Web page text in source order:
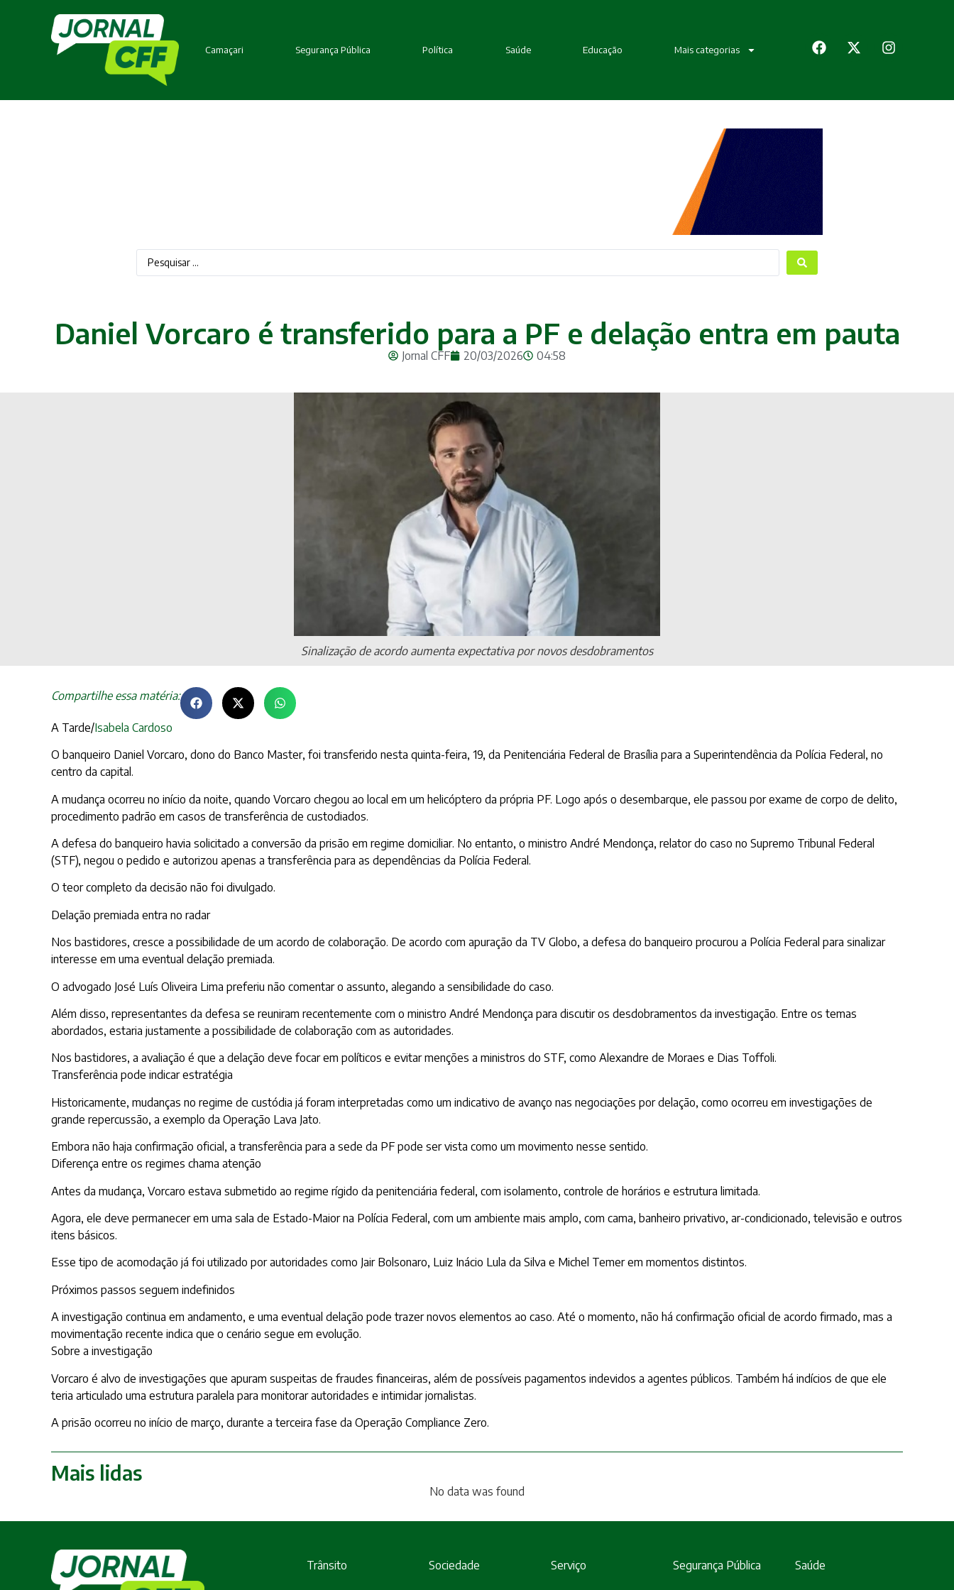
Camaçari Segurança Pública Política Saúde Educação Mais categorias
Daniel Vorcaro é transferido para a PF e delação entra em pauta
Jornal CFF 20/03/2026 04:58
Sinalização de acordo aumenta expectativa por novos desdobramentos
Compartilhe essa matéria:
A Tarde/Isabela Cardoso
O banqueiro Daniel Vorcaro, dono do Banco Master, foi transferido nesta quinta-feira, 19, da Penitenciária Federal de Brasília para a Superintendência da Polícia Federal, no
centro da capital.
A mudança ocorreu no início da noite, quando Vorcaro chegou ao local em um helicóptero da própria PF. Logo após o desembarque, ele passou por exame de corpo de delito,
procedimento padrão em casos de transferência de custodiados.
A defesa do banqueiro havia solicitado a conversão da prisão em regime domiciliar. No entanto, o ministro André Mendonça, relator do caso no Supremo Tribunal Federal
(STF), negou o pedido e autorizou apenas a transferência para as dependências da Polícia Federal.
O teor completo da decisão não foi divulgado.
Delação premiada entra no radar
Nos bastidores, cresce a possibilidade de um acordo de colaboração. De acordo com apuração da TV Globo, a defesa do banqueiro procurou a Polícia Federal para sinalizar
interesse em uma eventual delação premiada.
O advogado José Luís Oliveira Lima preferiu não comentar o assunto, alegando a sensibilidade do caso.
Além disso, representantes da defesa se reuniram recentemente com o ministro André Mendonça para discutir os desdobramentos da investigação. Entre os temas
abordados, estaria justamente a possibilidade de colaboração com as autoridades.
Nos bastidores, a avaliação é que a delação deve focar em políticos e evitar menções a ministros do STF, como Alexandre de Moraes e Dias Toffoli.
Transferência pode indicar estratégia
Historicamente, mudanças no regime de custódia já foram interpretadas como um indicativo de avanço nas negociações por delação, como ocorreu em investigações de
grande repercussão, a exemplo da Operação Lava Jato.
Embora não haja confirmação oficial, a transferência para a sede da PF pode ser vista como um movimento nesse sentido.
Diferença entre os regimes chama atenção
Antes da mudança, Vorcaro estava submetido ao regime rígido da penitenciária federal, com isolamento, controle de horários e estrutura limitada.
Agora, ele deve permanecer em uma sala de Estado-Maior na Polícia Federal, com um ambiente mais amplo, com cama, banheiro privativo, ar-condicionado, televisão e outros
itens básicos.
Esse tipo de acomodação já foi utilizado por autoridades como Jair Bolsonaro, Luiz Inácio Lula da Silva e Michel Temer em momentos distintos.
Próximos passos seguem indefinidos
A investigação continua em andamento, e uma eventual delação pode trazer novos elementos ao caso. Até o momento, não há confirmação oficial de acordo firmado, mas a
movimentação recente indica que o cenário segue em evolução.
Sobre a investigação
Vorcaro é alvo de investigações que apuram suspeitas de fraudes financeiras, além de possíveis pagamentos indevidos a agentes públicos. Também há indícios de que ele
teria articulado uma estrutura paralela para monitorar autoridades e intimidar jornalistas.
A prisão ocorreu no início de março, durante a terceira fase da Operação Compliance Zero.
Mais lidas
No data was found
Trânsito Sociedade Serviço Segurança Pública Saúde